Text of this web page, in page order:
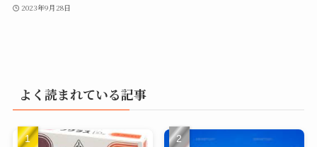
2023年9月28日
よく読まれている記事